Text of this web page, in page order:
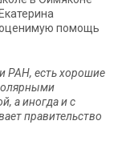
помощь
РАН, есть хорошие
а иногда и с
правительство